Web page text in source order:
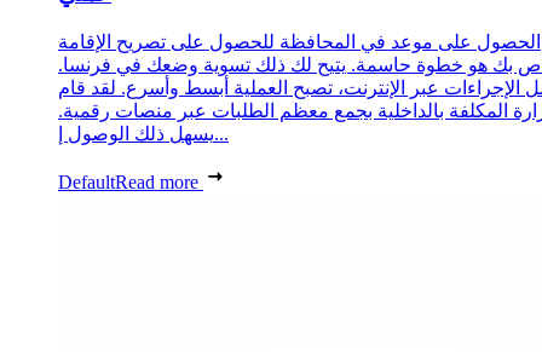
الحصول على موعد في المحافظة للحصول على تصريح الإقامة
بك هو خطوة حاسمة. يتيح لك ذلك تسوية وضعك في فرنسا.
الإجراءات عبر الإنترنت، تصبح العملية أبسط وأسرع. لقد قام
المكلفة بالداخلية بجمع معظم الطلبات عبر منصات رقمية.
يسهل ذلك الوصول إ...
DefaultRead more